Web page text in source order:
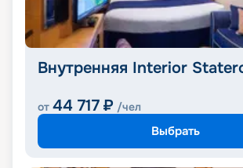
Внутренняя Interior
от 44 717 ₽ /чел
Выбрать